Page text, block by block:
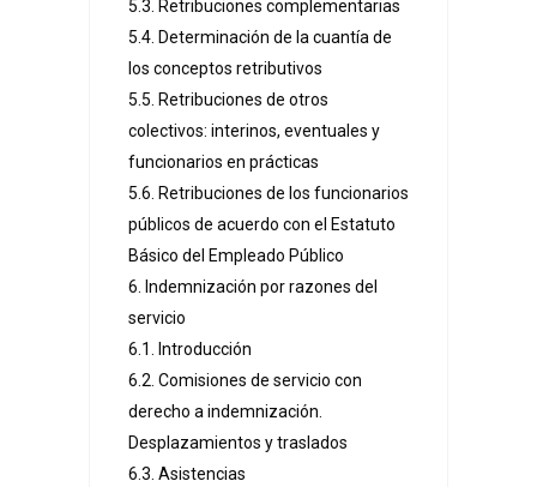
5.3. Retribuciones complementarias
5.4. Determinación de la cuantía de
los conceptos retributivos
5.5. Retribuciones de otros
colectivos: interinos, eventuales y
funcionarios en prácticas
5.6. Retribuciones de los funcionarios
públicos de acuerdo con el Estatuto
Básico del Empleado Público
6. Indemnización por razones del
servicio
6.1. Introducción
6.2. Comisiones de servicio con
derecho a indemnización.
Desplazamientos y traslados
6.3. Asistencias